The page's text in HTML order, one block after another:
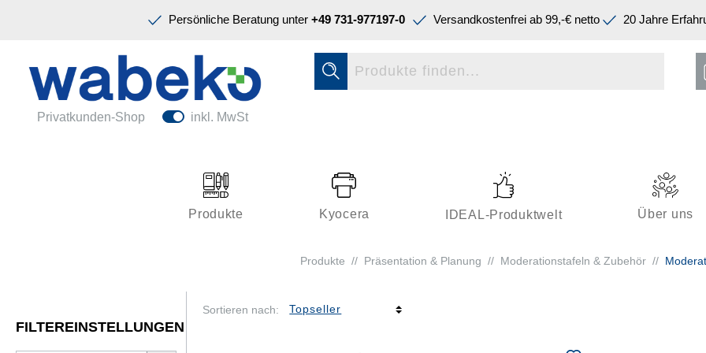
Persönliche Beratung unter +49 731-977197-0 Versandkostenfrei ab 99,-€ netto 20 Jahre
Privatkunden-Shop inkl. MwSt
Produkte Kyocera IDEAL-Produktwelt Über uns
Ordnen & Registrieren
Papiere & Blöcke
Büroeinrichtung
Kleben & Versenden
Schreiben & Korrigieren
Produkte // Präsentation & Planung // Moderationstafeln & Zubehör //
FILTEREINSTELLUNGEN
Sortieren nach:
Schreiben & Korrigieren